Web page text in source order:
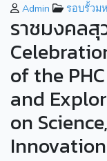
Admin รอบรั้วม
ราชมงคล
of the
and
on
Innovation